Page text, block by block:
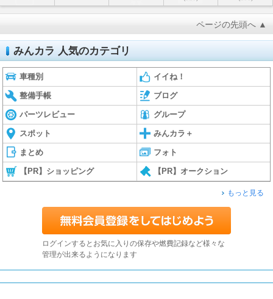
ページの先頭へ ▲
みんカラ 人気のカテゴリ
車種別 イイね！
整備手帳 ブログ
パーツレビュー グループ
スポット みんカラ＋
まとめ フォト
【PR】ショッピング 【PR】オークション
もっと見る
ログインするとお気に入りの保存や燃費記録など様々な
管理が出来るようになります